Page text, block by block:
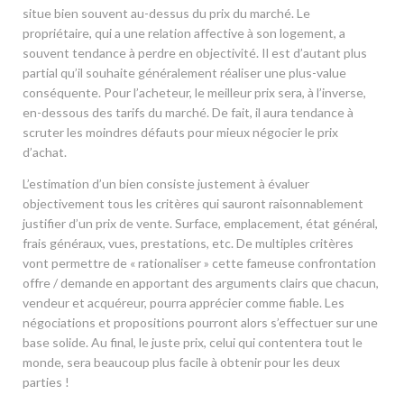
situe bien souvent au-dessus du prix du marché. Le
propriétaire, qui a une relation affective à son logement, a
souvent tendance à perdre en objectivité. Il est d’autant plus
partial qu’il souhaite généralement réaliser une plus-value
conséquente. Pour l’acheteur, le meilleur prix sera, à l’inverse,
en-dessous des tarifs du marché. De fait, il aura tendance à
scruter les moindres défauts pour mieux négocier le prix
d’achat.
L’estimation d’un bien consiste justement à évaluer
objectivement tous les critères qui sauront raisonnablement
justifier d’un prix de vente. Surface, emplacement, état général,
frais généraux, vues, prestations, etc. De multiples critères
vont permettre de « rationaliser » cette fameuse confrontation
offre / demande en apportant des arguments clairs que chacun,
vendeur et acquéreur, pourra apprécier comme fiable. Les
négociations et propositions pourront alors s’effectuer sur une
base solide. Au final, le juste prix, celui qui contentera tout le
monde, sera beaucoup plus facile à obtenir pour les deux
parties !